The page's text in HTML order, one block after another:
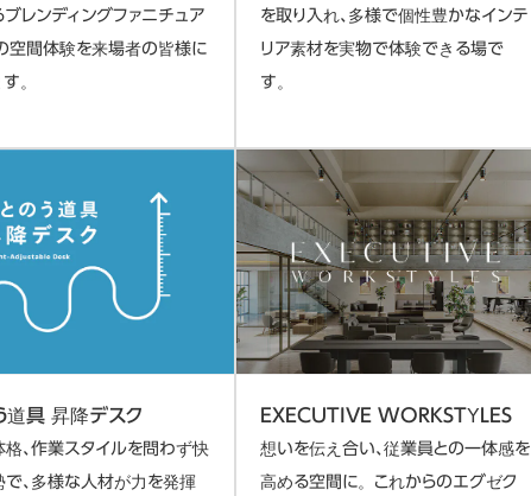
レンディングファニチュア
の空間体験を来場者の皆様に
。
を取り入れ、多様で個性豊かなインテ
リア素材を実物で体験できる場で
す。
道具 昇降デスク
、作業スタイルを問わず快
、多様な人材が力を発揮
EXECUTIVE WORKSTYLES
想いを伝え合い、従業員との一体感を
高める空間に。これからのエグゼク